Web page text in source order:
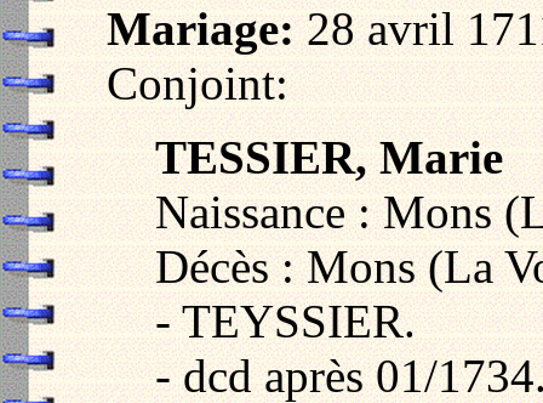
Mariage:28 avril
Conjoint:
TESSIER, Marie
Naissance : Mons
Décès : Mons (La
- TEYSSIER.
- dcd après 01/